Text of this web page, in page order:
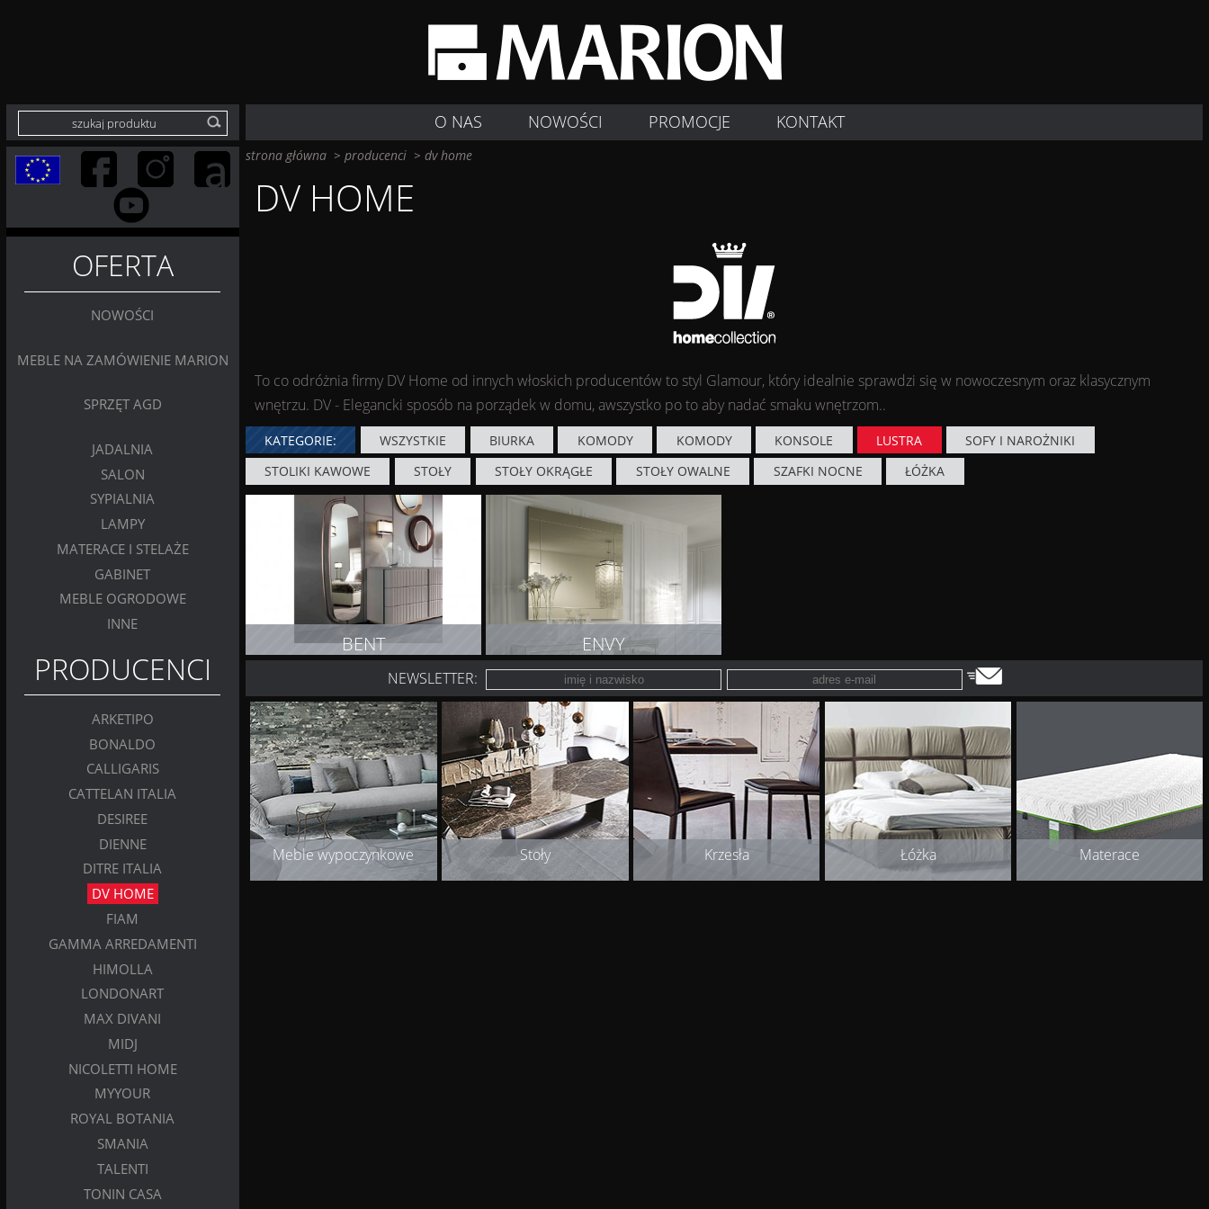
O NAS NOWOŚCI PROMOCJE KONTAKT
OFERTA
NOWOŚCI
MEBLE NA ZAMÓWIENIE MARION
SPRZĘT AGD
JADALNIA
SALON
SYPIALNIA
LAMPY
MATERACE I STELAŻE
GABINET
MEBLE OGRODOWE
INNE
PRODUCENCI
ARKETIPO
BONALDO
CALLIGARIS
CATTELAN ITALIA
DESIREE
DIENNE
DITRE ITALIA
DV HOME
FIAM
GAMMA ARREDAMENTI
HIMOLLA
LONDONART
MAX DIVANI
MIDJ
NICOLETTI HOME
MYYOUR
ROYAL BOTANIA
SMANIA
TALENTI
TONIN CASA
strona główna> producenci> dv home
DV HOME
To co odróżnia firmy DV Home od innych włoskich producentów to styl Glamour, który idealnie sprawdzi się w nowoczesnym oraz klasycznym
wnętrzu. DV - Elegancki sposób na porządek w domu, awszystko po to aby nadać smaku wnętrzom..
KATEGORIE: WSZYSTKIE BIURKA KOMODY KOMODY KONSOLE LUSTRA
SOFY I NAROŻNIKI
STOLIKI KAWOWE
STOŁY STOŁY OKRĄGŁE STOŁY OWALNE SZAFKI NOCNE ŁÓŻKA
BENT
ZOBACZ PRODUKT
ENVY
ZOBACZ PRODUKT
NEWSLETTER:
Meble wypoczynkowe Stoły Krzesła Łóżka Materace